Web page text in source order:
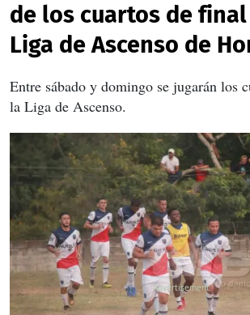
de los cuartos de
Liga de Ascenso de
Entre sábado y domingo se jugarán los
la Liga de Ascenso.